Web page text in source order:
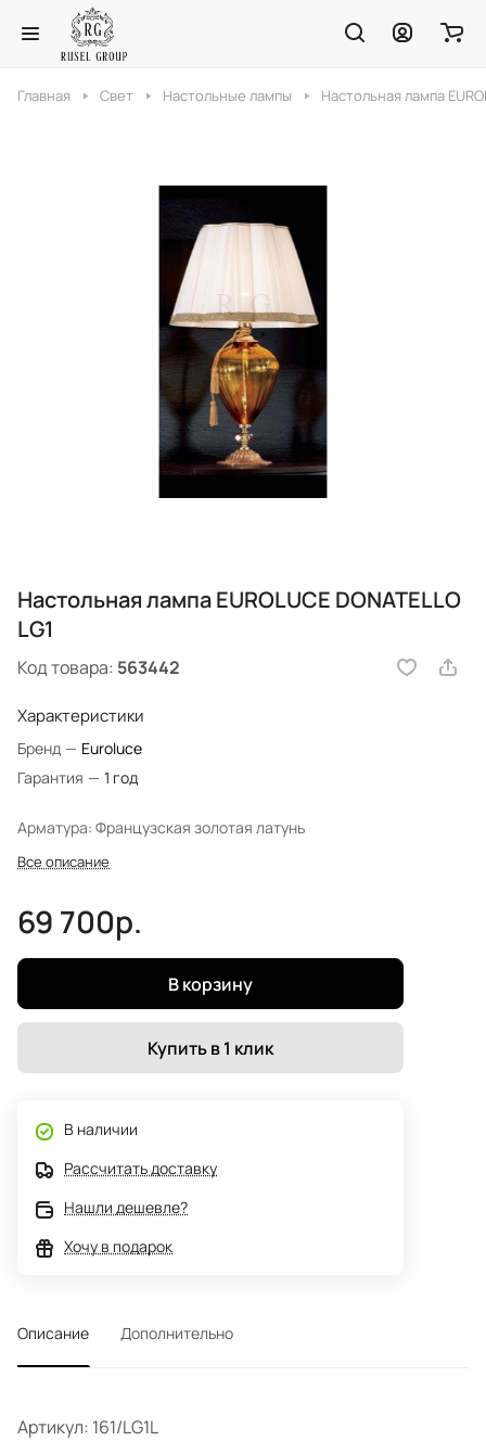
Главная Свет Настольные лампы Настольная лампа
Настольная лампа EUROLUCE DONATELLO
LG1
Код товара: 563442
Характеристики
Бренд — Euroluce
Гарантия — 1 год
Арматура: Французская золотая латунь
Все описание
69 700р.
В корзину
Купить в 1 клик
В наличии
Рассчитать доставку
Нашли дешевле?
Хочу в подарок
Описание Дополнительно
Артикул: 161/LG1L